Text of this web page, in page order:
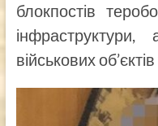
блокпостів
військових